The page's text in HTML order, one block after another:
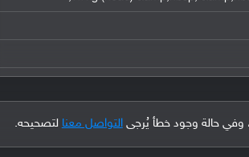
التواصل معنا لتصحيحه.